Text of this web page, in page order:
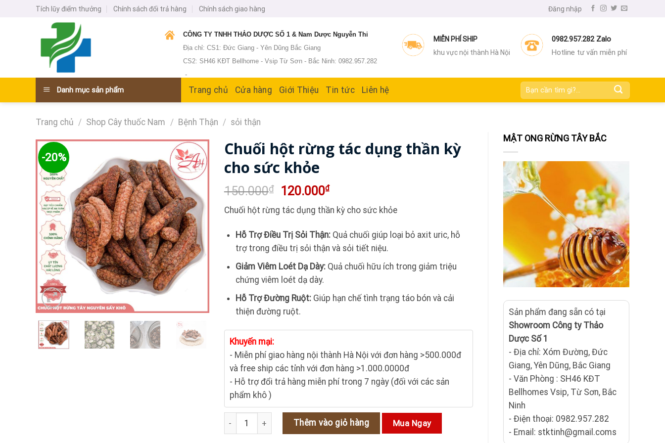
Tích lũy điểm thưởng Chính sách đổi trả hàng Chính sách giao hàng Đăng nhập
CÔNG TY TNHH THẢO DƯỢC SỐ 1 & Nam Dược Nguyễn Thi
Địa chỉ: CS1: Đức Giang - Yên Dũng Bắc Giang
CS2: SH46 KĐT Bellhome - Vsip Từ Sơn - Bắc Ninh: 0982.957.282
-
MIỄN PHÍ SHIP
khu vực nội thành Hà Nội
0982.957.282 Zalo
Hotline tư vấn miễn phí
Danh mục sản phẩm Trang chủ Cửa hàng Giới Thiệu Tin tức Liên hệ
Tìm
kiếm:
Trang chủ / Shop Cây thuốc Nam / Bệnh Thận / sỏi thận
MẬT ONG RỪNG TÂY BẮC
Sản phẩm đang sẵn có tại
Showroom Công ty Thảo
Dược Số 1
- Địa chỉ: Xóm Đường, Đức
Giang, Yên Dũng, Bắc Giang
- Văn Phòng : SH46 KĐT
Bellhomes Vsip, Từ Sơn, Bắc
Ninh
- Điện thoại: 0982.957.282
- Email: stktinh@gmail.coms
-20%
Chuối hột rừng tác dụng thần kỳ
cho sức khỏe
150.000₫
Giá
gốc
là:
150.000₫.
120.000₫Giá
hiện
tại
là:
120.000₫.
Chuối hột rừng tác dụng thần kỳ cho sức khỏe
Hỗ Trợ Điều Trị Sỏi Thận:Quả chuối giúp loại bỏ axit uric, hỗ
trợ trong điều trị sỏi thận và sỏi tiết niệu.
Giảm Viêm Loét Dạ Dày:Quả chuối hữu ích trong giảm triệu
chứng viêm loét dạ dày.
Hỗ Trợ Đường Ruột:Giúp hạn chế tình trạng táo bón và cải
thiện đường ruột.
Khuyến mại:
- Miễn phí giao hàng nội thành Hà Nội với đơn hàng >500.000đ
và free ship các tỉnh với đơn hàng >1.000.0000đ
- Hỗ trợ đổi trả hàng miễn phí trong 7 ngày (đối với các sản
phẩm khô )
Chuối hột rừng tác dụng thần kỳ cho sức khỏe số lượng
Thêm vào giỏ hàng Mua Ngay